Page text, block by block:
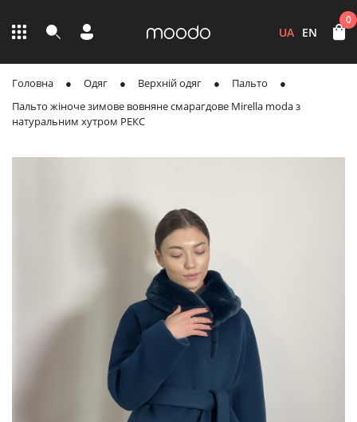
UA EN
0
Головна Одяг Верхній одяг
Пальто
Пальто жіноче зимове вовняне смарагдове Mirella moda з
натуральним хутром РЕКС